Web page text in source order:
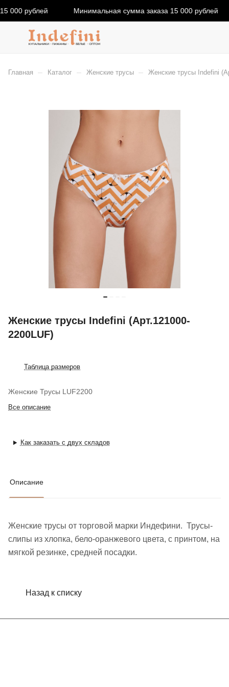
000 рублей Минимальная сумма заказа 15 000 рублей
Главная – Каталог – Женские трусы – Женские трусы Indefini
Женские трусы Indefini (Арт.121000-
2200LUF)
Таблица размеров
Женские Трусы LUF2200
Все описание
Как заказать с двух складов
Описание
Женские трусы от торговой марки Индефини. Трусы-
слипы из хлопка, бело-оранжевого цвета, с принтом, на
мягкой резинке, средней посадки.
Назад к списку